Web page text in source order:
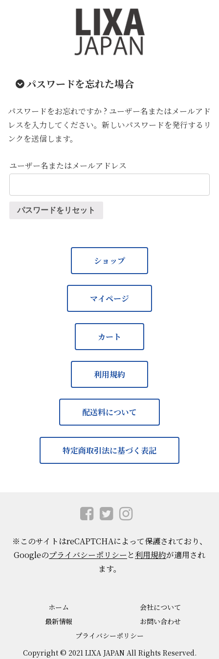
パスワードを忘れた場合
パスワードをお忘れですか ? ユーザー名またはメールアド
レスを入力してください。新しいパスワードを発行するリ
ンクを送信します。
ユーザー名またはメールアドレス
パスワードをリセット
ショップ
マイページ
カート
利用規約
配送料について
特定商取引法に基づく表記
※このサイトはreCAPTCHAによって保護されており、
Googleのプライバシーポリシーと利用規約が適用され
ます。
ホーム
会社について
最新情報
お問い合わせ
プライバシーポリシー
Copyright © 2021 LIXA JAPAN All Rights Reserved.